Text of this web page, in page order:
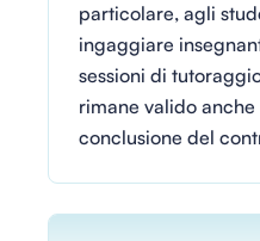
particolare, agli
ingaggiare
sessioni di
rimane valido
conclusione del